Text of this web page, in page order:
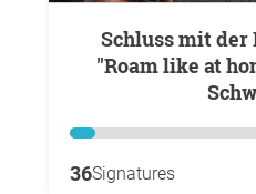
Schluss mit der Roaming-Insel:
"Roam like at
36Signatures